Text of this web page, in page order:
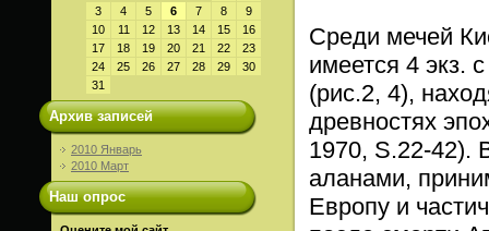
3
4 5 6 7 8
9
10
11 12 13 14 15
16
17
18 19 20 21 22
23
24
25 26 27 28 29
30
31
Архив записей
2010 Январь
2010 Март
Наш опрос
Среди мечей
имеется 4 экз.
(рис.2, 4),
древностях
1970, S.22-42).
аланами,
Европу и